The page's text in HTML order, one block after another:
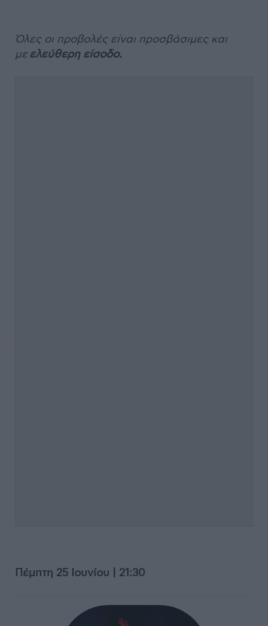
Όλες οι προβολές είναι προσβάσιμες και
μεελεύθερηείσοδο.
Πέμπτη 25 Ιουνίου | 21:30